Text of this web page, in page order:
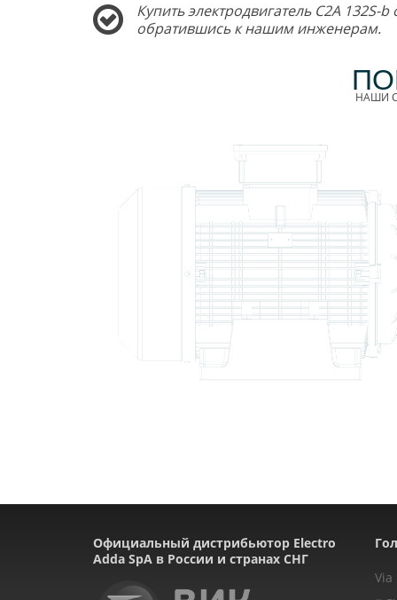
Купить электродвигатель C2A
обратившись к нашим инженерам.
НАШИ
Официальный дистрибьютор Electro
Adda SpA в России и странах СНГ
Via